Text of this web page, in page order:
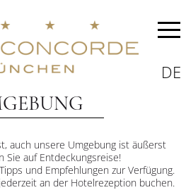
DE
auch unsere Umgebung ist äußerst
Sie auf Entdeckungsreise!
und Empfehlungen zur Verfügung.
an der Hotelrezeption buchen.